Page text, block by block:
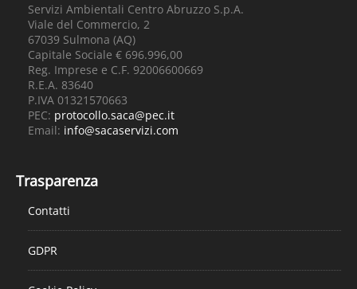
Servizi Ambientali Centro Abruzzo S.p.A.
Viale del Commercio, 2
67039 Sulmona (AQ)
Capitale Sociale € 696.996,00
Reg. Imprese e C.F. 92006600669
R.E.A. 83640
P.IVA 01321570663
PEC: protocollo.saca@pec.it
Email: info@sacaservizi.com
Trasparenza
Contatti
GDPR